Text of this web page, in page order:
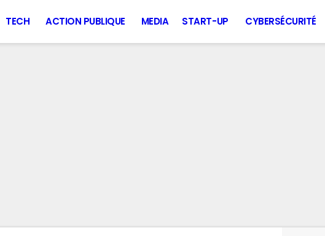
TECH ACTION PUBLIQUE MEDIA START-UP CYBERSÉCURITÉ